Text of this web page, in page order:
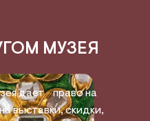
МУЗЕЯ
дает право на
выставки, скидки,